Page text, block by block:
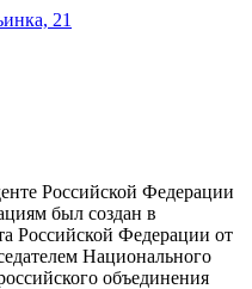
21
Российской Федерации
был создан в
Российской Федерации от
Национального
объединения